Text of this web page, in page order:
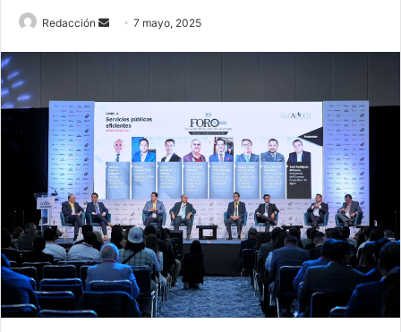
Redacción
Send7 mayo, 2025